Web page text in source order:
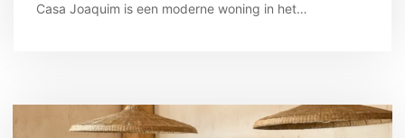
Casa Joaquim is een moderne woning in het…